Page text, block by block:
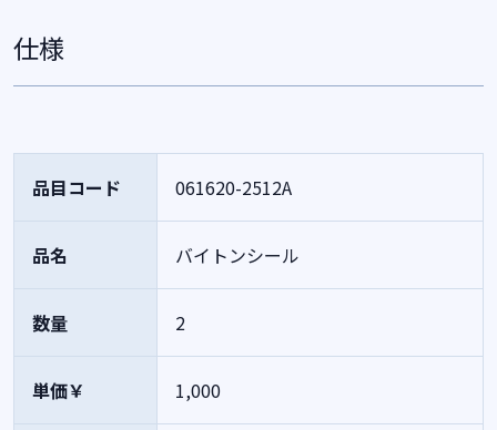
仕様
品目コード 061620-2512A
品名 バイトンシール
数量 2
単価￥ 1,000